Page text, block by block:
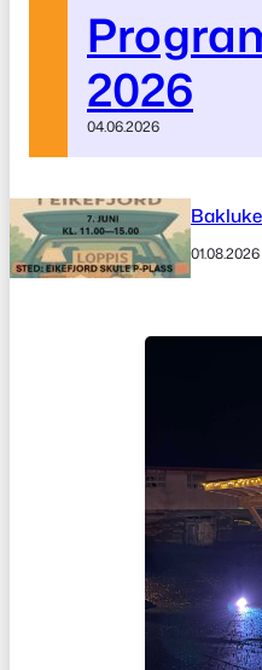
2026
04.06.2026
01.08.2026